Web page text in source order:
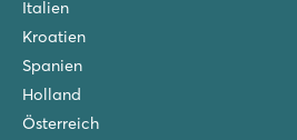
Italien
Kroatien
Spanien
Holland
Österreich